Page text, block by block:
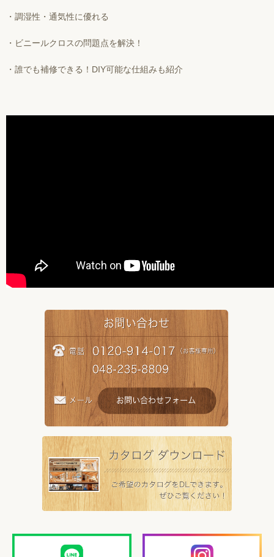
・調湿性・通気性に優れる
・ビニールクロスの問題点を解決！
・誰でも補修できる！DIY可能な仕組みも紹介